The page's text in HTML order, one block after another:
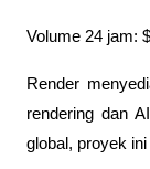
Volume 24 jam:
Render
rendering dan
global, proyek